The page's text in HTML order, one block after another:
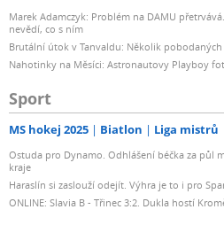
Marek Adamczyk: Problém na DAMU
nevědí, co s ním
Brutální útok v Tanvaldu: Několik pobodaných
Nahotinky na Měsíci: Astronautovy Playboy
Sport
MS hokej 2025 Biatlon Liga mistrů
Ostuda pro Dynamo. Odhlášení béčka za půl
kraje
Haraslín si zaslouží odejít. Výhra je to i pro
ONLINE: Slavia B - Třinec 3:2. Dukla hostí